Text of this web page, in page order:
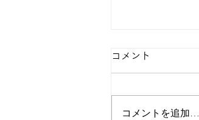
コメント
コメントを追加…